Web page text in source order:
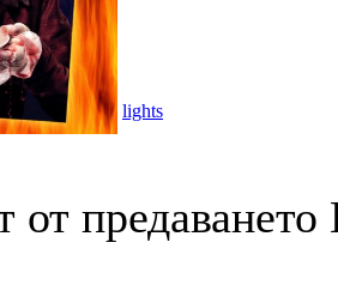
lights
от